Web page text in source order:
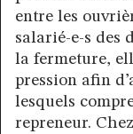
entre les
salarié-e-s des
la fermeture,
pression afin
lesquels
repreneur.